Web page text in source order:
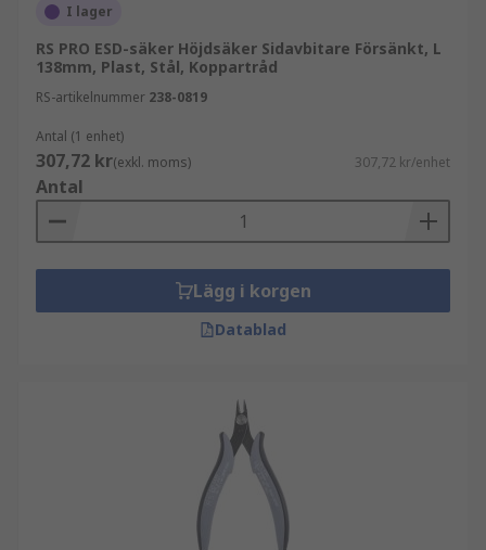
I lager
RS PRO ESD-säker Höjdsäker Sidavbitare Försänkt, L
138mm, Plast, Stål, Koppartråd
RS-artikelnummer 238-0819
Antal (1 enhet)
307,72 kr(exkl. moms) 307,72 kr/enhet
Antal
Lägg i korgen
Datablad